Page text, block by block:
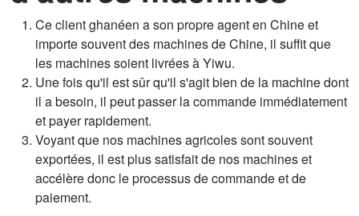
Ce client ghanéen a son propre agent en Chine et
importe souvent des machines de Chine, il suffit que
les machines soient livrées à Yiwu.
Une fois qu'il est sûr qu'il s'agit bien de la machine dont
il a besoin, il peut passer la commande immédiatement
et payer rapidement.
Voyant que nos machines agricoles sont souvent
exportées, il est plus satisfait de nos machines et
accélère donc le processus de commande et de
paiement.